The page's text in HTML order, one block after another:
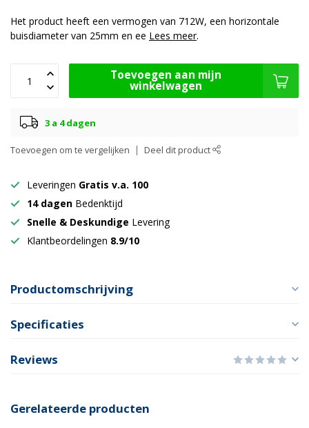
Het product heeft een vermogen van 712W, een horizontale
buisdiameter van 25mm en ee Lees meer.
Toevoegen aan mijn
winkelwagen
3 a 4 dagen
Toevoegen om te vergelijken Deel dit product
Leveringen Gratis v.a. 100
14 dagen Bedenktijd
Snelle & Deskundige Levering
Klantbeordelingen 8.9/10
Productomschrijving
Specificaties
Reviews
Gerelateerde producten